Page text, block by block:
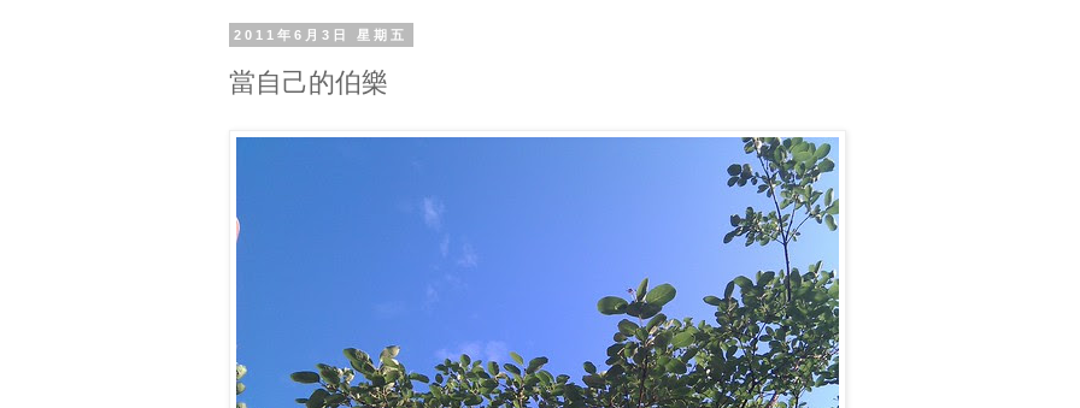
2011年6月3日 星期五
當自己的伯樂